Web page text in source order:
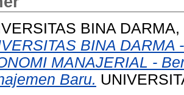
BINA
BINA DARMA
MANAJERIAL -
Baru.